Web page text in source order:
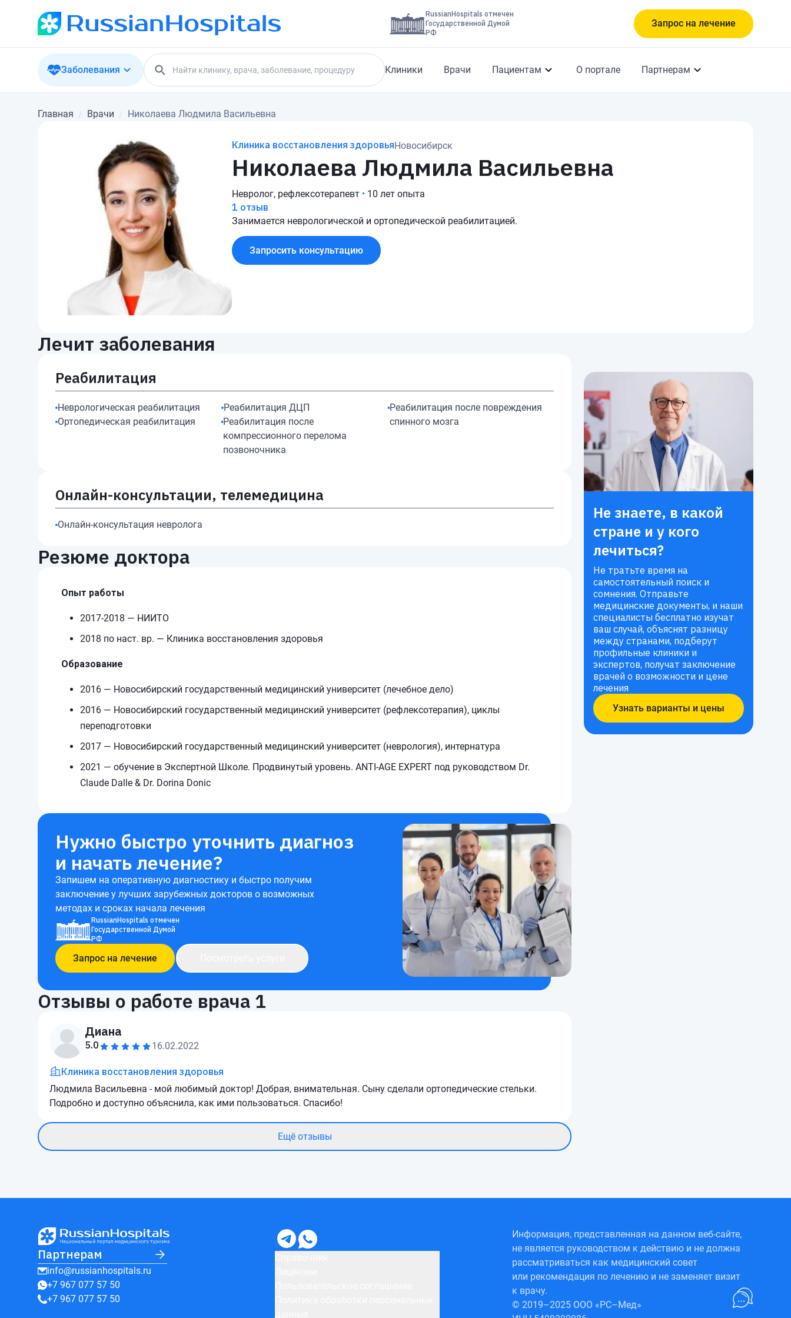
RussianHospitals отмечен
Государственной Думой
РФ
Запрос на лечение
Заболевания Клиники Врачи Пациентам О портале Партнерам
Главная Врачи Николаева Людмила Васильевна
Клиника восстановления здоровьяНовосибирск
Николаева Людмила Васильевна
Невролог, рефлексотерапевт • 10 лет опыта
1 отзыв
Занимается неврологической и ортопедической реабилитацией.
Запросить консультацию
Лечит заболевания
Реабилитация
Неврологическая реабилитация
Ортопедическая реабилитация
Реабилитация ДЦП
Реабилитация после
компрессионного перелома
позвоночника
Реабилитация после повреждения
спинного мозга
Онлайн-консультации, телемедицина
Онлайн-консультация невролога
Резюме доктора
Опыт работы
2017-2018 — НИИТО
2018 по наст. вр. — Клиника восстановления здоровья
Образование
2016 — Новосибирский государственный медицинский университет (лечебное дело)
2016 — Новосибирский государственный медицинский университет (рефлексотерапия), циклы
переподготовки
2017 — Новосибирский государственный медицинский университет (неврология), интернатура
2021 — обучение в Экспертной Школе. Продвинутый уровень. ANTI-AGE EXPERT под руководством Dr.
Claude Dalle & Dr. Dorina Donic
Нужно быстро уточнить диагноз
и начать лечение?
Запишем на оперативную диагностику и быстро получим
заключение у лучших зарубежных докторов о возможных
методах и сроках начала лечения
RussianHospitals отмечен
Государственной Думой
РФ
Запрос на лечение
Отзывы о работе врача 1
Диана
5.0 16.02.2022
Клиника восстановления здоровья
Людмила Васильевна - мой любимый доктор! Добрая, внимательная. Сыну сделали ортопедические стельки.
Подробно и доступно объяснила, как ими пользоваться. Спасибо!
Ещё отзывы
Не знаете, в какой
стране и у кого
лечиться?
Не тратьте время на
самостоятельный поиск и
сомнения. Отправьте
медицинские документы, и наши
специалисты бесплатно изучат
ваш случай, объяснят разницу
между странами, подберут
профильные клиники и
экспертов, получат заключение
врачей о возможности и цене
лечения
Узнать варианты и цены
Партнерам
info@russianhospitals.ru
+7 967 077 57 50
+7 967 077 57 50
Информация, представленная на данном веб-сайте,
не является руководством к действию и не должна
рассматриваться как медицинский совет
или рекомендация по лечению и не заменяет визит
к врачу.
© 2019–2025 ООО «РС–Мед»